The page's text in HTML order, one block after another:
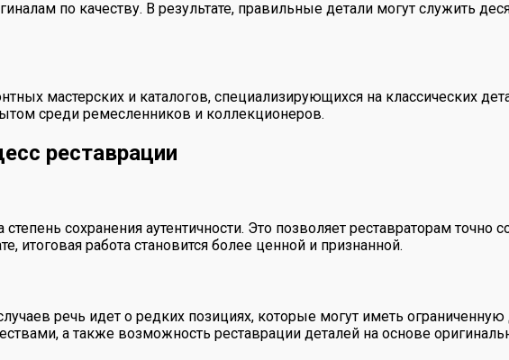
по качеству. В результате, правильные детали могут служить
мастерских и каталогов, специализирующихся на классических
среди ремесленников и коллекционеров.
реставрации
сохранения аутентичности. Это позволяет реставраторам точно
итоговая работа становится более ценной и признанной.
речь идет о редких позициях, которые могут иметь
а также возможность реставрации деталей на основе